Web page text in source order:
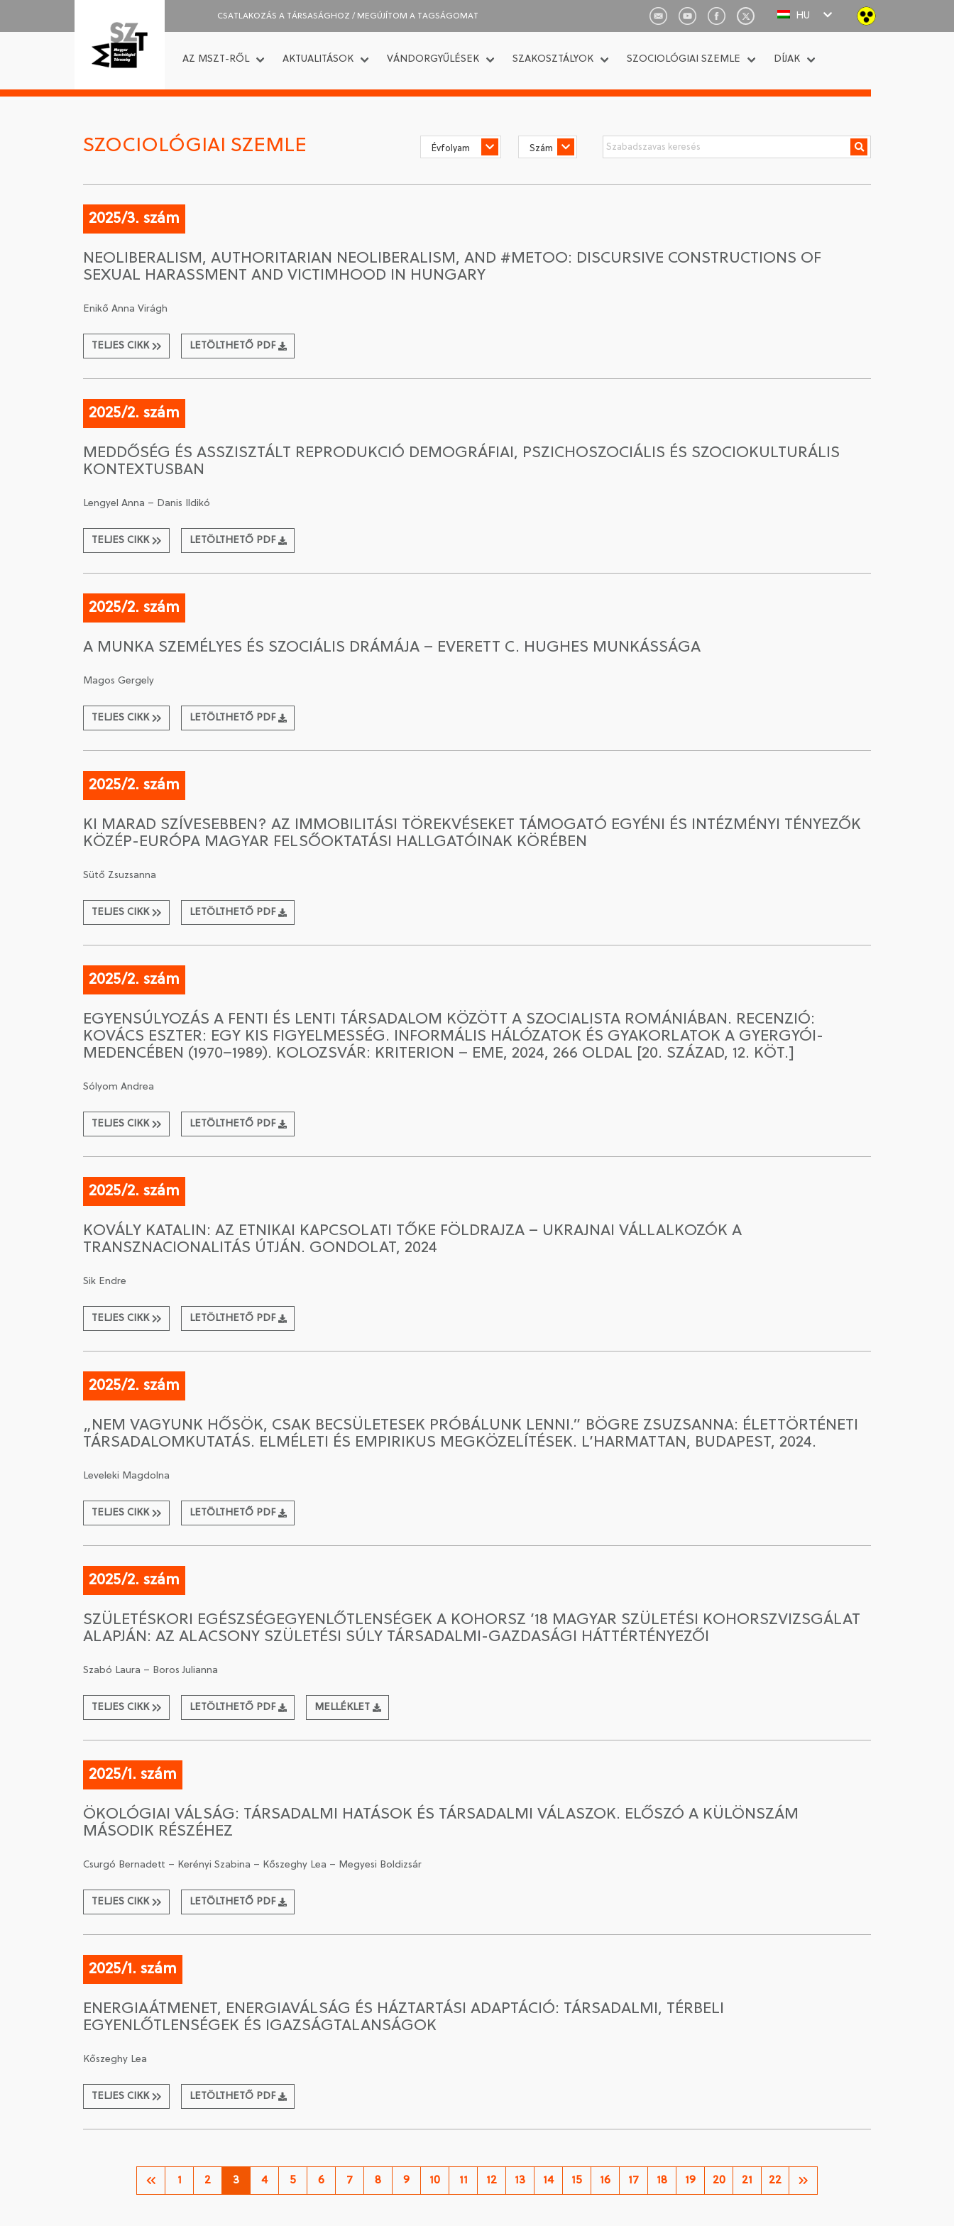
CSATLAKOZÁS A TÁRSASÁGHOZ / MEGÚJÍTOM A TAGSÁGOMAT HU
AZ MSZT-RŐL AKTUALITÁSOK VÁNDORGYŰLÉSEK SZAKOSZTÁLYOK SZOCIOLÓGIAI SZEMLE DÍJAK
SZOCIOLÓGIAI SZEMLE
2025/3. szám
NEOLIBERALISM, AUTHORITARIAN NEOLIBERALISM, AND #METOO: DISCURSIVE CONSTRUCTIONS OF
SEXUAL HARASSMENT AND VICTIMHOOD IN HUNGARY
Enikő Anna Virágh
TELJES CIKK LETÖLTHETŐ PDF
2025/2. szám
MEDDŐSÉG ÉS ASSZISZTÁLT REPRODUKCIÓ DEMOGRÁFIAI, PSZICHOSZOCIÁLIS ÉS SZOCIOKULTURÁLIS
KONTEXTUSBAN
Lengyel Anna – Danis Ildikó
TELJES CIKK LETÖLTHETŐ PDF
2025/2. szám
A MUNKA SZEMÉLYES ÉS SZOCIÁLIS DRÁMÁJA – EVERETT C. HUGHES MUNKÁSSÁGA
Magos Gergely
TELJES CIKK LETÖLTHETŐ PDF
2025/2. szám
KI MARAD SZÍVESEBBEN? AZ IMMOBILITÁSI TÖREKVÉSEKET TÁMOGATÓ EGYÉNI ÉS INTÉZMÉNYI TÉNYEZŐK
KÖZÉP-EURÓPA MAGYAR FELSŐOKTATÁSI HALLGATÓINAK KÖRÉBEN
Sütő Zsuzsanna
TELJES CIKK LETÖLTHETŐ PDF
2025/2. szám
EGYENSÚLYOZÁS A FENTI ÉS LENTI TÁRSADALOM KÖZÖTT A SZOCIALISTA ROMÁNIÁBAN. RECENZIÓ:
KOVÁCS ESZTER: EGY KIS FIGYELMESSÉG. INFORMÁLIS HÁLÓZATOK ÉS GYAKORLATOK A GYERGYÓI-
MEDENCÉBEN (1970–1989). KOLOZSVÁR: KRITERION – EME, 2024, 266 OLDAL [20. SZÁZAD, 12. KÖT.]
Sólyom Andrea
TELJES CIKK LETÖLTHETŐ PDF
2025/2. szám
KOVÁLY KATALIN: AZ ETNIKAI KAPCSOLATI TŐKE FÖLDRAJZA – UKRAJNAI VÁLLALKOZÓK A
TRANSZNACIONALITÁS ÚTJÁN. GONDOLAT, 2024
Sik Endre
TELJES CIKK LETÖLTHETŐ PDF
2025/2. szám
„NEM VAGYUNK HŐSÖK, CSAK BECSÜLETESEK PRÓBÁLUNK LENNI.” BÖGRE ZSUZSANNA: ÉLETTÖRTÉNETI
TÁRSADALOMKUTATÁS. ELMÉLETI ÉS EMPIRIKUS MEGKÖZELÍTÉSEK. L’HARMATTAN, BUDAPEST, 2024.
Leveleki Magdolna
TELJES CIKK LETÖLTHETŐ PDF
2025/2. szám
SZÜLETÉSKORI EGÉSZSÉGEGYENLŐTLENSÉGEK A KOHORSZ ’18 MAGYAR SZÜLETÉSI KOHORSZVIZSGÁLAT
ALAPJÁN: AZ ALACSONY SZÜLETÉSI SÚLY TÁRSADALMI-GAZDASÁGI HÁTTÉRTÉNYEZŐI
Szabó Laura – Boros Julianna
TELJES CIKK LETÖLTHETŐ PDF MELLÉKLET
2025/1. szám
ÖKOLÓGIAI VÁLSÁG: TÁRSADALMI HATÁSOK ÉS TÁRSADALMI VÁLASZOK. ELŐSZÓ A KÜLÖNSZÁM
MÁSODIK RÉSZÉHEZ
Csurgó Bernadett – Kerényi Szabina – Kőszeghy Lea – Megyesi Boldizsár
TELJES CIKK LETÖLTHETŐ PDF
2025/1. szám
ENERGIAÁTMENET, ENERGIAVÁLSÁG ÉS HÁZTARTÁSI ADAPTÁCIÓ: TÁRSADALMI, TÉRBELI
EGYENLŐTLENSÉGEK ÉS IGAZSÁGTALANSÁGOK
Kőszeghy Lea
TELJES CIKK LETÖLTHETŐ PDF
1 2 3 4 5 6 7 8 9 10 11 12 13 14 15 16 17 18 19 20 21 22